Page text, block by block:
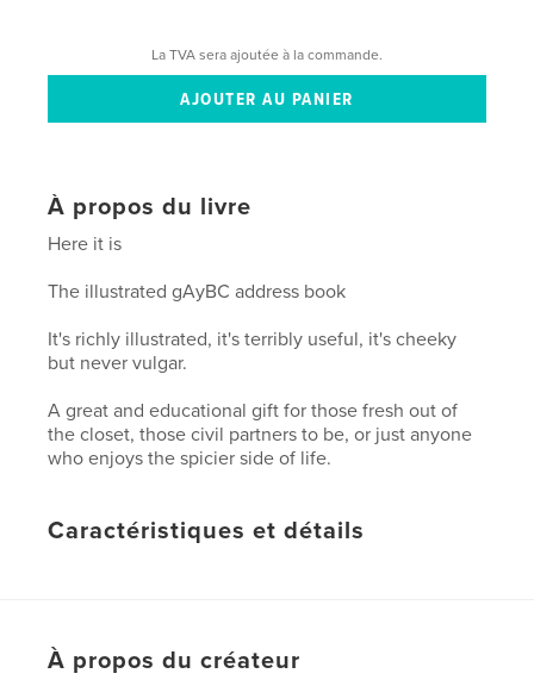
La TVA sera ajoutée à la commande.
À propos du livre
Here it is
The illustrated gAyBC address book
It's richly illustrated, it's terribly useful, it's cheeky
but never vulgar.
A great and educational gift for those fresh out of
the closet, those civil partners to be, or just anyone
who enjoys the spicier side of life.
Caractéristiques et détails
Date de publication:juin 29, 2009
À propos du créateur